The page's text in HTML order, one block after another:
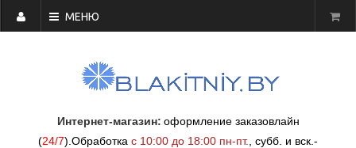
МЕНЮ
Интернет-магазин: оформление заказовлайн
(24/7) Обработка с 10:00 до 18:00 пн-пт. субб. и вск.-